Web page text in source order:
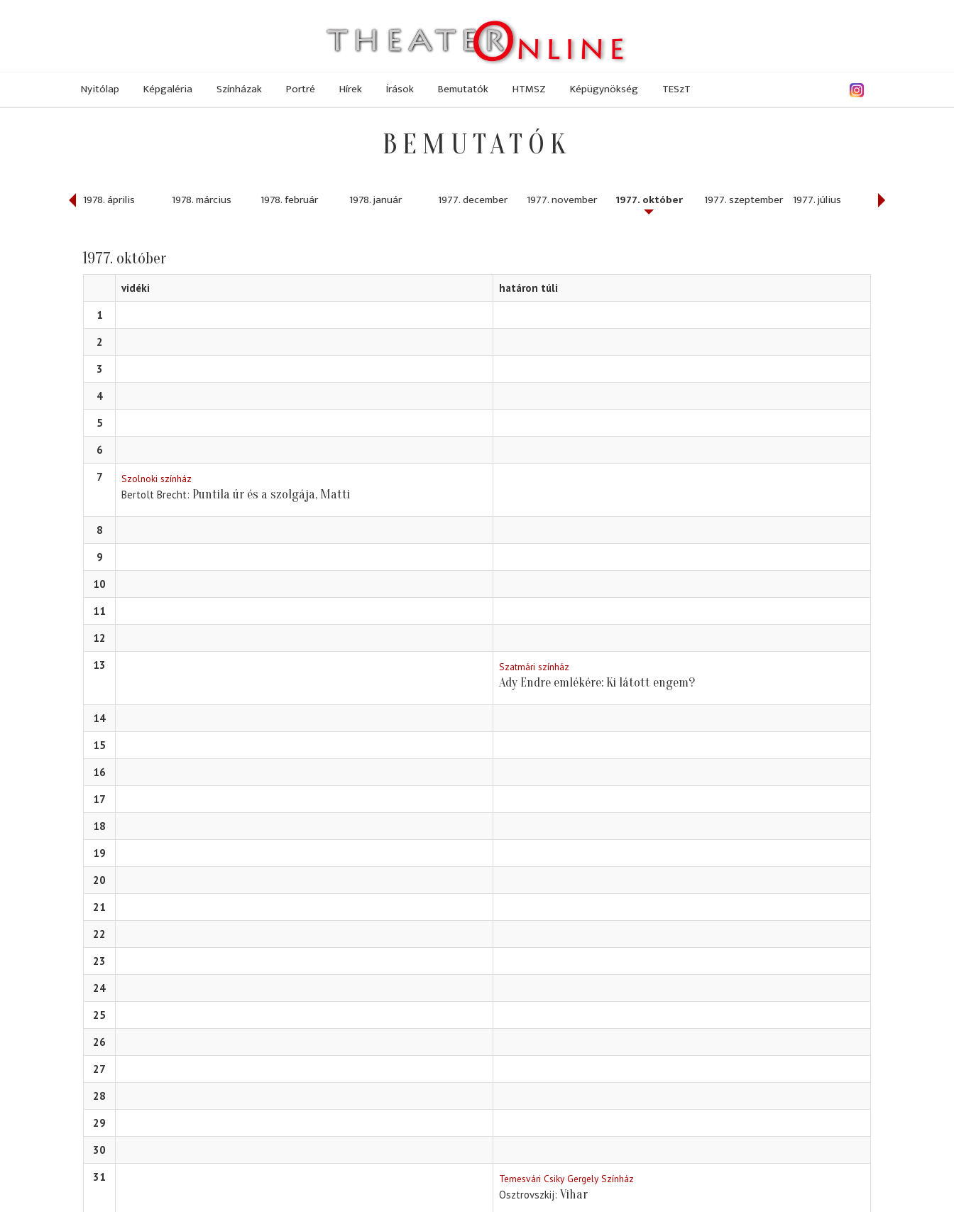
Nyitólap Képgaléria Színházak Portré Hírek Írások Bemutatók HTMSZ Képügynökség TESzT
BEMUTATÓK
1978. április 1978. március 1978. február 1978. január 1977. december 1977. november 1977. október 1977. szeptember 1977. július 1977. június
1977. október
vidéki
határon túli
1
2
3
4
5
6
7
Szolnoki színház
Bertolt Brecht Puntila úr és a szolgája, Matti
8
9
10
11
12
13
Szatmári színház
Ady Endre emlékére: Ki látott engem?
14
15
16
17
18
19
20
21
22
23
24
25
26
27
28
29
30
31
Temesvári Csiky Gergely Színház
Osztrovszkij Vihar